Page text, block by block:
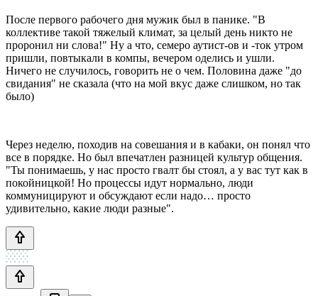
После первого рабочего дня мужик был в панике. "В
коллективе такой тяжелый климат, за целый день никто не
проронил ни слова!" Ну а что, семеро аутист-ов и -ток утром
пришли, повтыкали в компы, вечером оделись и ушли.
Ничего не случилось, говорить не о чем. Половина даже "до
свидания" не сказала (что на мой вкус даже слишком, но так
было)
Через неделю, походив на совешания и в кабаки, он понял что
все в порядке. Но был впечатлен разницей культур общения.
"Ты понимаешь, у нас просто гвалт бы стоял, а у вас тут как в
покойницкой! Но процессы идут нормально, люди
коммуницируют и обсуждают если надо… просто
удивительно, какие люди разные".